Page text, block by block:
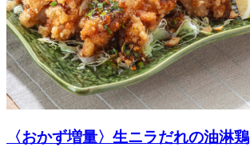
〈おかず増量〉生ニラだれの油淋鶏